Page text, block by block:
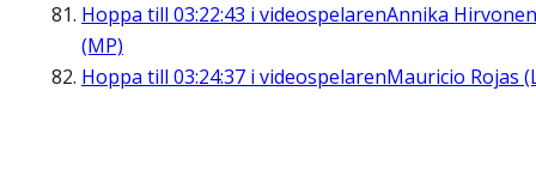
Hoppa till 03:22:43 i videospelarenAnnika Hirvonen
(MP)
Hoppa till 03:24:37 i videospelarenMauricio Rojas